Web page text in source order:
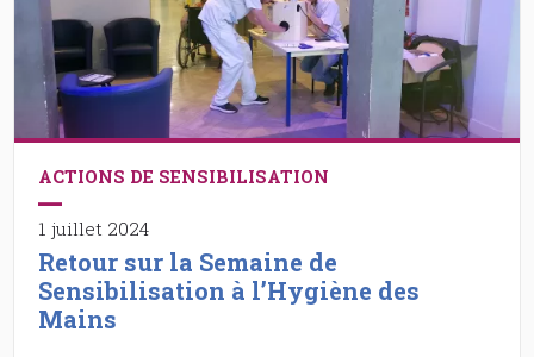
ACTIONS DE SENSIBILISATION
1 juillet 2024
Retour sur la Semaine de
Sensibilisation à l’Hygiène des
Mains